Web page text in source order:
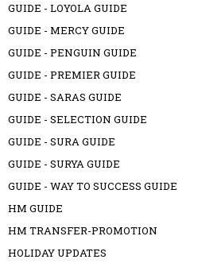
GUIDE - LOYOLA GUIDE
GUIDE - MERCY GUIDE
GUIDE - PENGUIN GUIDE
GUIDE - PREMIER GUIDE
GUIDE - SARAS GUIDE
GUIDE - SELECTION GUIDE
GUIDE - SURA GUIDE
GUIDE - SURYA GUIDE
GUIDE - WAY TO SUCCESS GUIDE
HM GUIDE
HM TRANSFER-PROMOTION
HOLIDAY UPDATES